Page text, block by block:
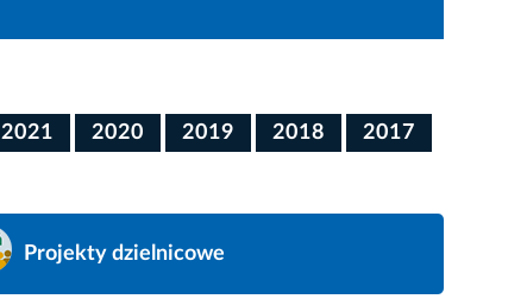
2021 2020 2019 2018
2017
Projekty dzielnicowe